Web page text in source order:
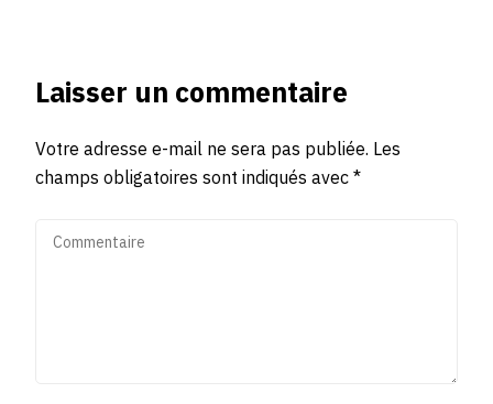
Laisser un commentaire
Votre adresse e-mail ne sera pas publiée. Les
champs obligatoires sont indiqués avec*